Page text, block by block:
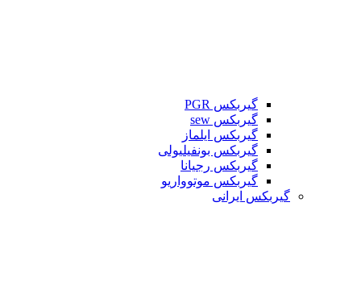
گیربکس PGR
گیربکس sew
گیربکس ایلماز
گیربکس بونفیلیولی
گیربکس رجیانا
گیربکس موتوواریو
گیربکس ایرانی